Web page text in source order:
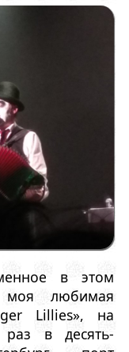
в этом
любимая
Lillies», на
в десять-